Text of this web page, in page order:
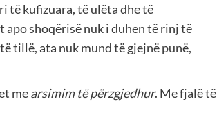
të kufizuara, të ulëta dhe të
apo shoqërisë nuk i duhen të rinj të
tillë, ata nuk mund të gjejnë punë,
mearsimim të përzgjedhur. Me fjalë të